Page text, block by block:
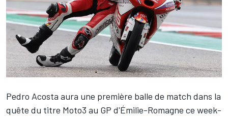
Pedro Acosta aura une première balle de match dans la
quête du titre Moto3 au GP d'Émilie-Romagne ce week-